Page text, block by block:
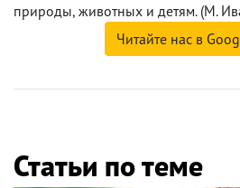
природы, животных и детям. (М.
Читайте нас в
Статьи по теме